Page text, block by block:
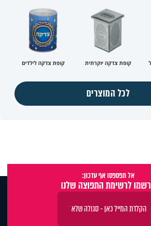
קופת צדקה יוקרתית קופת צדקה לילדים
לכל המוצרים
אל תפספסו אף עדכון:
לרשימת התפוצה שלנו